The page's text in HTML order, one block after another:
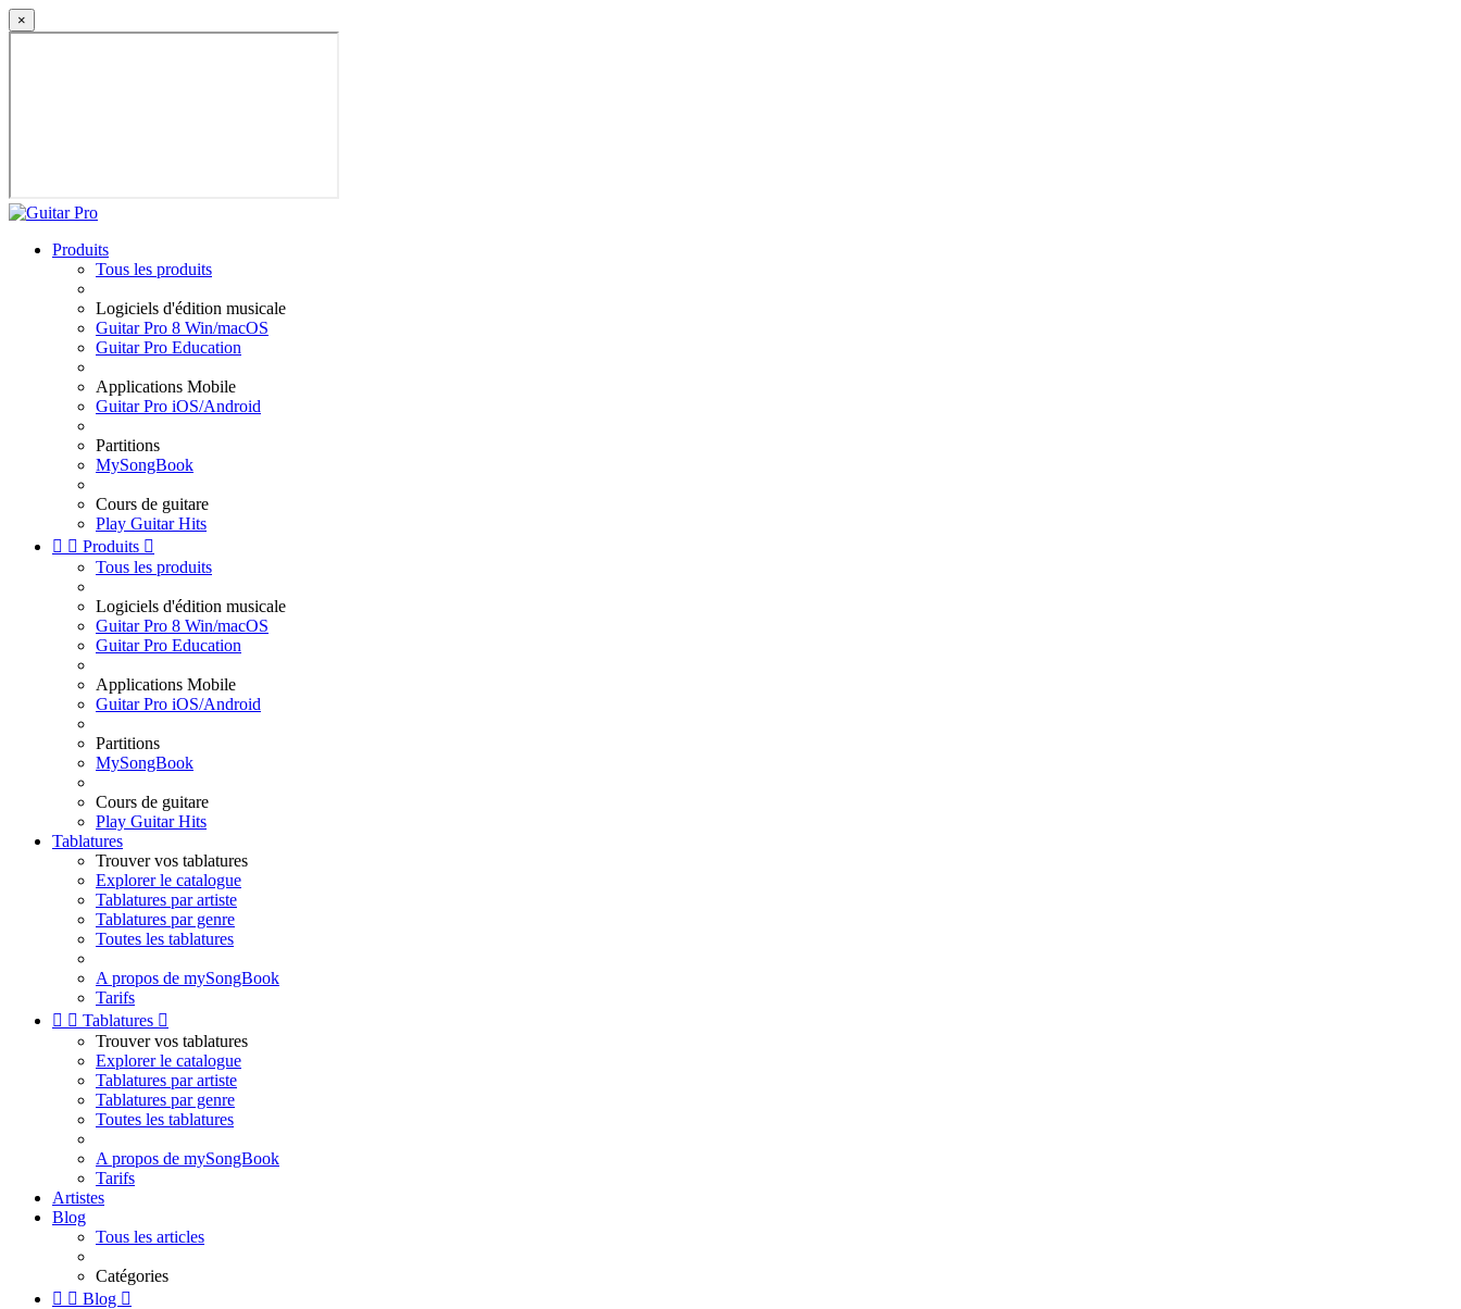
×
Produits
Tous les produits
Logiciels d'édition musicale
Guitar Pro 8 Win/macOS
Guitar Pro Education
Applications Mobile
Guitar Pro iOS/Android
Partitions
MySongBook
Cours de guitare
Play Guitar Hits
  Produits 
Tous les produits
Logiciels d'édition musicale
Guitar Pro 8 Win/macOS
Guitar Pro Education
Applications Mobile
Guitar Pro iOS/Android
Partitions
MySongBook
Cours de guitare
Play Guitar Hits
Tablatures
Trouver vos tablatures
Explorer le catalogue
Tablatures par artiste
Tablatures par genre
Toutes les tablatures
A propos de mySongBook
Tarifs
  Tablatures 
Trouver vos tablatures
Explorer le catalogue
Tablatures par artiste
Tablatures par genre
Toutes les tablatures
A propos de mySongBook
Tarifs
Artistes
Blog
Tous les articles
Catégories
  Blog 